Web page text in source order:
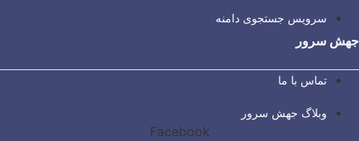
سرویس جستجوی دامنه
جهش سرور
تماس با ما
وبلاگ جهش سرور
Facebook